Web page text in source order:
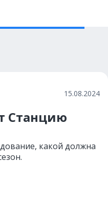
15.08.2024
Станцию
какой должна